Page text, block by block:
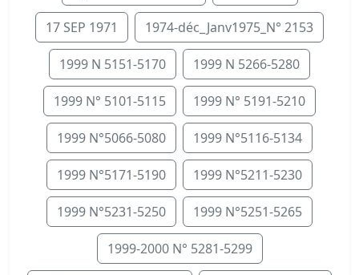
17 SEP 1971 1974-déc_Janv1975_N° 2153
1999 N 5151-5170 1999 N 5266-5280
1999 N° 5101-5115 1999 N° 5191-5210
1999 N°5066-5080 1999 N°5116-5134
1999 N°5171-5190 1999 N°5211-5230
1999 N°5231-5250 1999 N°5251-5265
1999-2000 N° 5281-5299